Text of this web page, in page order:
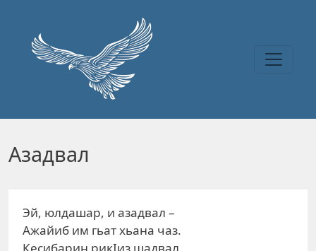
Азадвал
Эй, юлдашар, и азадвал –
Ажайиб им гьат хьана чаз.